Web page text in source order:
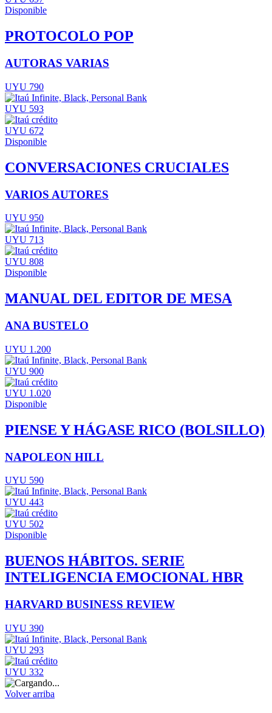
Disponible
PROTOCOLO POP
AUTORAS VARIAS
UYU 790
UYU 593
UYU 672
Disponible
CONVERSACIONES CRUCIALES
VARIOS AUTORES
UYU 950
UYU 713
UYU 808
Disponible
MANUAL DEL EDITOR DE MESA
ANA BUSTELO
UYU 1.200
UYU 900
UYU 1.020
Disponible
PIENSE Y HÁGASE RICO (BOLSILLO)
NAPOLEON HILL
UYU 590
UYU 443
UYU 502
Disponible
BUENOS HÁBITOS. SERIE
INTELIGENCIA EMOCIONAL HBR
HARVARD BUSINESS REVIEW
UYU 390
UYU 293
UYU 332
Volver arriba